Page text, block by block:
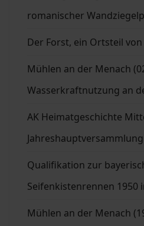
romanischer
Der Forst, ein Ortsteil
Mühlen an der Menach
Wasserkraftnutzung an
AK Heimatgeschichte
Qualifikation zur
Seifenkistenrennen 1950
Mühlen an der Menach